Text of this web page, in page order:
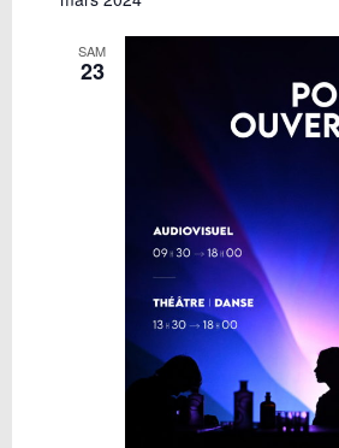
SAM
23